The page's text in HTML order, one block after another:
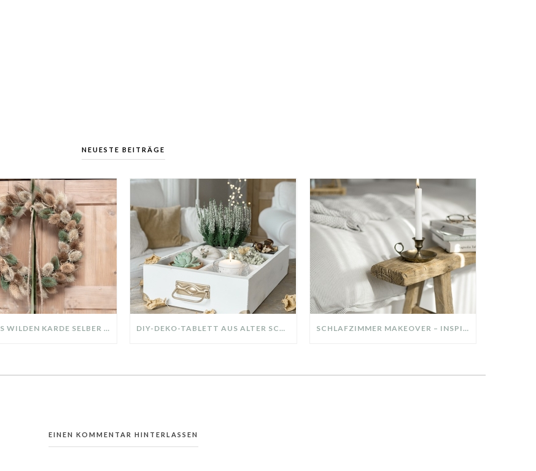
NEUESTE BEITRÄGE
KRANZ AUS WILDEN KARDE SELBER MACHEN: HERBSTDEKO GANZ EINFACH DIY-DEKO-TABLETT AUS ALTER SCHUBLADE – NACHHALTIGE HERBSTDEKO SELBER MACHEN! SCHLAFZIMMER MAKEOVER – INSPIRATION FÜR DEIN SCHLAFZIMMER: AUS ALT MACH NEU – HELL, GEMÜTLICH UND EINLADEND
EINEN KOMMENTAR HINTERLASSEN